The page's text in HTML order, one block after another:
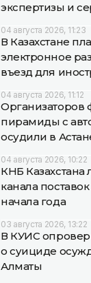
экспертизы и
04 августа 2026, 11:23
В Казахстане
электронное
въезд для
04 августа 2026, 11:12
Организаторов
пирамиды с
осудили в
04 августа 2026, 10:22
КНБ
канала
начала года
03 августа 2026, 13:22
В КУИС
о суициде
Алматы